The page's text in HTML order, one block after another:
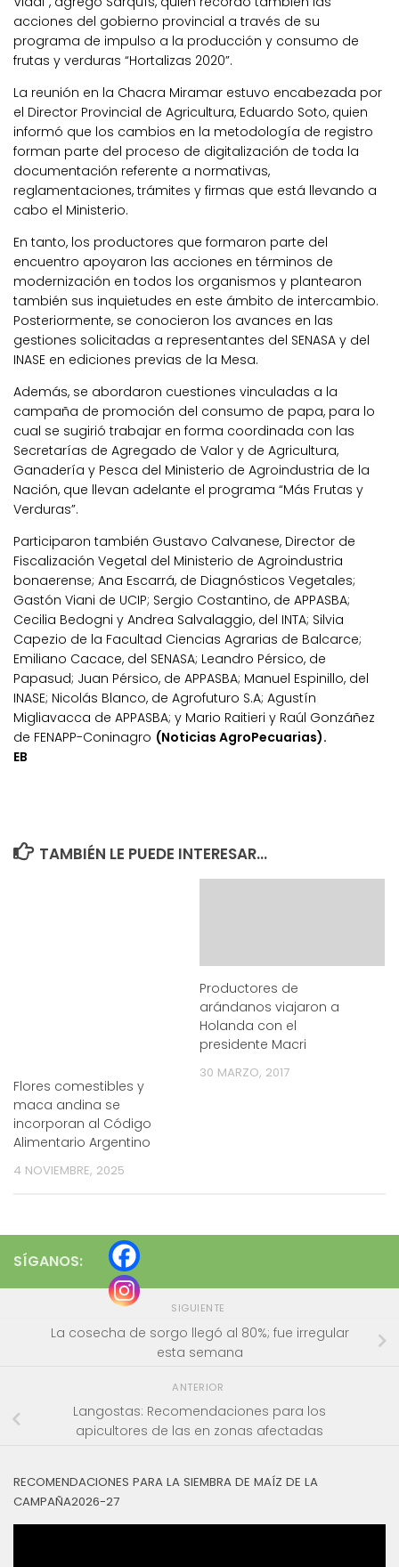
acciones del gobierno provincial a través de su
programa de impulso a la producción y consumo de
frutas y verduras “Hortalizas 2020”.
La reunión en la Chacra Miramar estuvo encabezada por
el Director Provincial de Agricultura, Eduardo Soto, quien
informó que los cambios en la metodología de registro
forman parte del proceso de digitalización de toda la
documentación referente a normativas,
reglamentaciones, trámites y firmas que está llevando a
cabo el Ministerio.
En tanto, los productores que formaron parte del
encuentro apoyaron las acciones en términos de
modernización en todos los organismos y plantearon
también sus inquietudes en este ámbito de intercambio.
Posteriormente, se conocieron los avances en las
gestiones solicitadas a representantes del SENASA y del
INASE en ediciones previas de la Mesa.
Además, se abordaron cuestiones vinculadas a la
campaña de promoción del consumo de papa, para lo
cual se sugirió trabajar en forma coordinada con las
Secretarías de Agregado de Valor y de Agricultura,
Ganadería y Pesca del Ministerio de Agroindustria de la
Nación, que llevan adelante el programa “Más Frutas y
Verduras”.
Participaron también Gustavo Calvanese, Director de
Fiscalización Vegetal del Ministerio de Agroindustria
bonaerense; Ana Escarrá, de Diagnósticos Vegetales;
Gastón Viani de UCIP; Sergio Costantino, de APPASBA;
Cecilia Bedogni y Andrea Salvalaggio, del INTA; Silvia
Capezio de la Facultad Ciencias Agrarias de Balcarce;
Emiliano Cacace, del SENASA; Leandro Pérsico, de
Papasud; Juan Pérsico, de APPASBA; Manuel Espinillo, del
INASE; Nicolás Blanco, de Agrofuturo S.A; Agustín
Migliavacca de APPASBA; y Mario Raitieri y Raúl Gonzáñez
de FENAPP-Coninagro (Noticias AgroPecuarias).
EB
TAMBIÉN LE PUEDE INTERESAR...
Flores comestibles y
maca andina se
incorporan al Código
Alimentario Argentino
4 NOVIEMBRE, 2025
Productores de
arándanos viajaron a
Holanda con el
presidente Macri
30 MARZO, 2017
SÍGANOS:
SIGUIENTE
La cosecha de sorgo llegó al 80%; fue irregular
esta semana
ANTERIOR
Langostas: Recomendaciones para los
apicultores de las en zonas afectadas
RECOMENDACIONES PARA LA SIEMBRA DE MAÍZ DE LA
CAMPAÑA2026-27